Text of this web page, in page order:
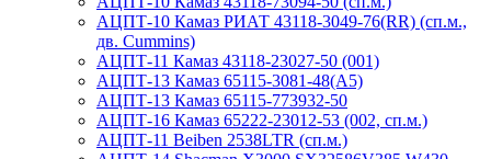
АЦПТ-10 Камаз РИАТ 43118-3049-76(RR) (сп.м.,
дв. Cummins)
АЦПТ-11 Камаз 43118-23027-50 (001)
АЦПТ-13 Камаз 65115-3081-48(А5)
АЦПТ-13 Камаз 65115-773932-50
АЦПТ-16 Камаз 65222-23012-53 (002, сп.м.)
АЦПТ-11 Beiben 2538LTR (сп.м.)